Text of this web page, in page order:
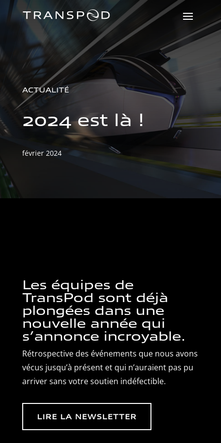
ACTUALITÉ
2024 est là !
février 2024
Les équipes de
TransPod sont déjà
plongées dans une
nouvelle année qui
s’annonce incroyable.
Rétrospective des événements que nous avons
vécus jusqu’à présent et qui n’auraient pas pu
arriver sans votre soutien indéfectible.
LIRE LA NEWSLETTER